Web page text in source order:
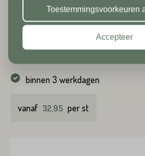
Beschikbaar in
Type F 50x30x3/5 cmType A 50/30x50/30x3/
Type
binnen 3 werkdagen
vanaf 32,95 per st
Toestemmingsvoorkeuren
Accepteer